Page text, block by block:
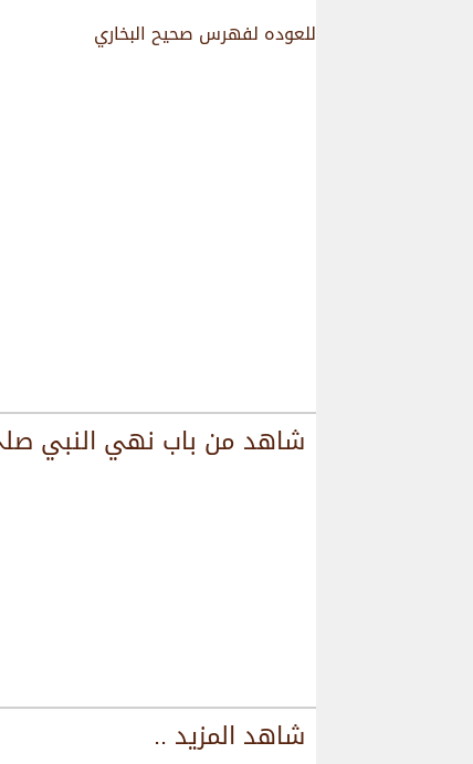
للعوده لفهرس صحيح البخاري
شاهد من باب ﻧﻬﻲ ﺍﻟﻨﺒﻲ
شاهد المزيد ..